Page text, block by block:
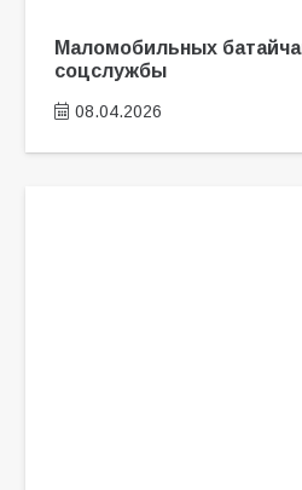
Маломобильных
соцслужбы
08.04.2026